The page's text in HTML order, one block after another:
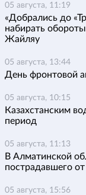
05 августа, 11:19
«Добрались до
набирать
Жайляу
05 августа, 13:44
День фронтовой
05 августа, 10:15
Казахстанским
период
05 августа, 11:13
В Алматинской
пострадавшего
05 августа, 15:56